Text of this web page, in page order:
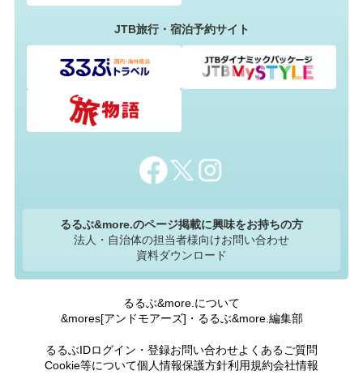
JTB旅行・宿泊予約サイト
るるぶ&more.のページ掲載に興味をお持ちの方
法人・自治体の担当者様向けお問い合わせ
資料ダウンロード
るるぶ&more.について
&mores[アンドモアーズ]・るるぶ&more.編集部
るるぶIDログイン・登録お問い合わせよくあるご質問
Cookie等について個人情報保護方針利用規約会社情報